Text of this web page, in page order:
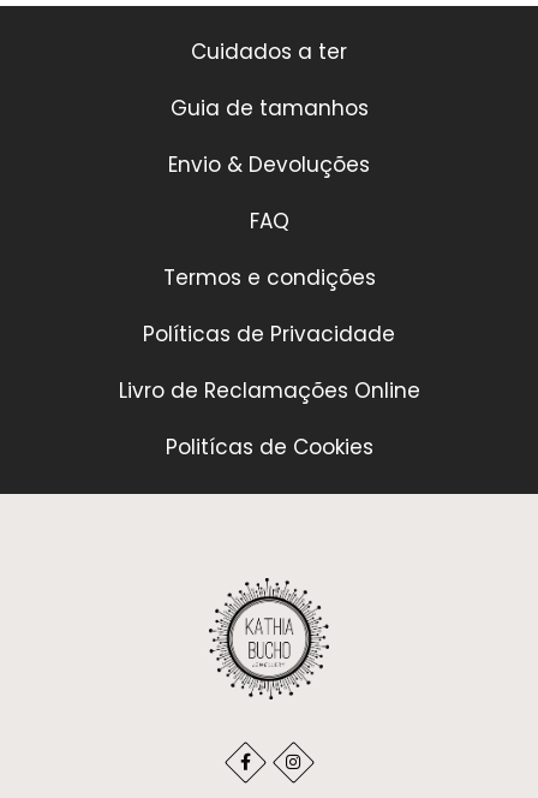
Cuidados a ter
Guia de tamanhos
Envio & Devoluções
FAQ
Termos e condições
Políticas de Privacidade
Livro de Reclamações Online
Politícas de Cookies